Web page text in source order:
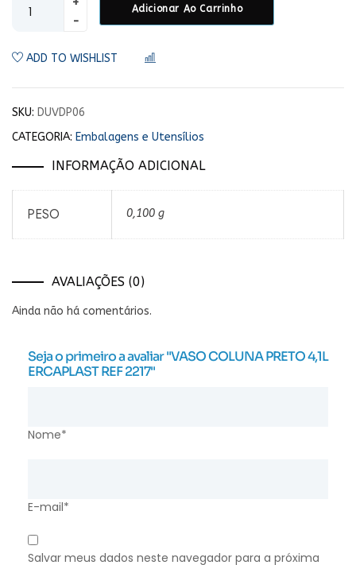
Adicionar Ao Carrinho
ADD TO WISHLIST
SKU: DUVDP06
CATEGORIA: Embalagens e Utensílios
INFORMAÇÃO ADICIONAL
PESO 0,100 g
AVALIAÇÕES (0)
Ainda não há comentários.
Seja o primeiro a avaliar "VASO COLUNA PRETO 4,1L
ERCAPLAST REF 2217"
Nome*
E-mail*
Salvar meus dados neste navegador para a próxima